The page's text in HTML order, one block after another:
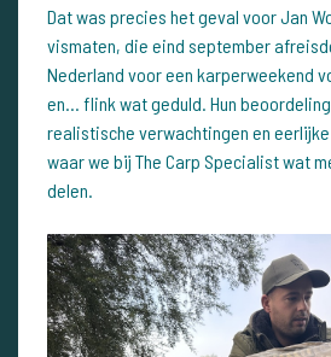
Dat was precies het geval voor Jan
vismaten, die eind september
Nederland voor een karperweekend
en… flink wat geduld. Hun
realistische verwachtingen en
waar we bij The Carp Specialist wat
delen.